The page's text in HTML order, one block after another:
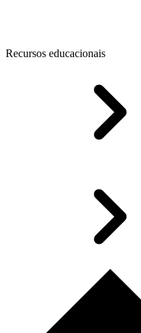
Recursos educacionais